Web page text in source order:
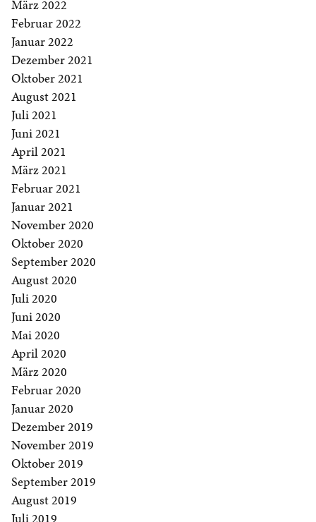
März 2022
Februar 2022
Januar 2022
Dezember 2021
Oktober 2021
August 2021
Juli 2021
Juni 2021
April 2021
März 2021
Februar 2021
Januar 2021
November 2020
Oktober 2020
September 2020
August 2020
Juli 2020
Juni 2020
Mai 2020
April 2020
März 2020
Februar 2020
Januar 2020
Dezember 2019
November 2019
Oktober 2019
September 2019
August 2019
Juli 2019